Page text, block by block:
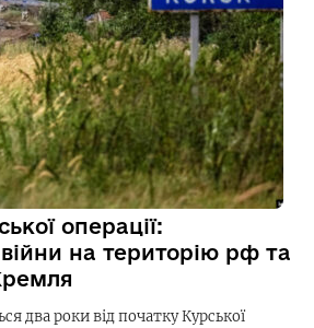
операції:
на територію рф та
два роки від початку Курської